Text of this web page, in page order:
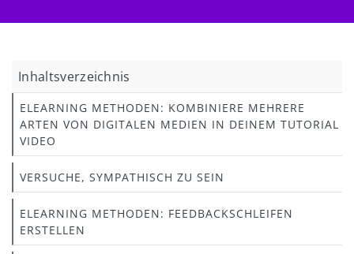
Inhaltsverzeichnis
ELEARNING METHODEN: KOMBINIERE MEHRERE
ARTEN VON DIGITALEN MEDIEN IN DEINEM TUTORIAL
VIDEO
VERSUCHE, SYMPATHISCH ZU SEIN
ELEARNING METHODEN: FEEDBACKSCHLEIFEN
ERSTELLEN